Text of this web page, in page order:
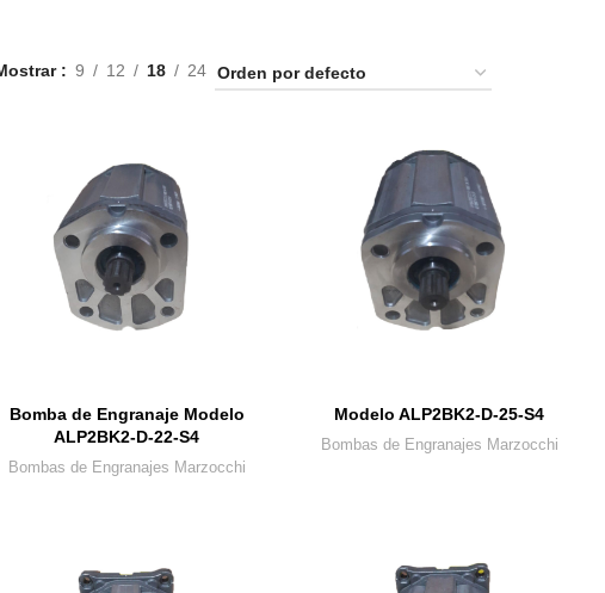
9 12 18 24
Bomba de Engranaje Modelo
ALP2BK2-D-22-S4
Bombas de Engranajes Marzocchi
Modelo ALP2BK2-D-25-S4
Bombas de Engranajes Marzocchi